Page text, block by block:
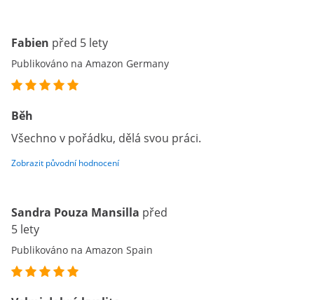
Fabien před 5 lety
Publikováno na Amazon Germany
Běh
Všechno v pořádku, dělá svou práci.
Zobrazit původní hodnocení
Sandra Pouza Mansilla před
5 lety
Publikováno na Amazon Spain